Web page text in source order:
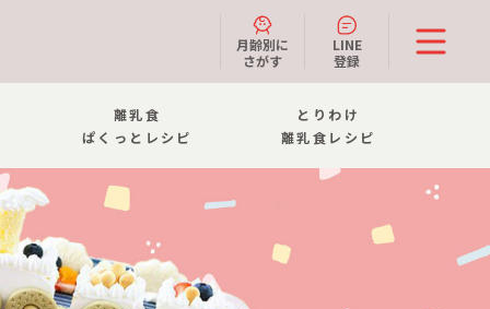
月齢別に
さがす
LINE
登録
離乳食
ぱくっとレシピ
とりわけ
離乳食レシピ